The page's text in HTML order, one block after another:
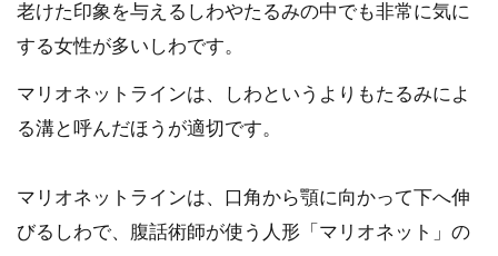
老けた印象を与えるしわやたるみの中でも非常に気に
する女性が多いしわです。
マリオネットラインは、しわというよりもたるみによ
る溝と呼んだほうが適切です。
マリオネットラインは、口角から顎に向かって下へ伸
びるしわで、腹話術師が使う人形「マリオネット」の